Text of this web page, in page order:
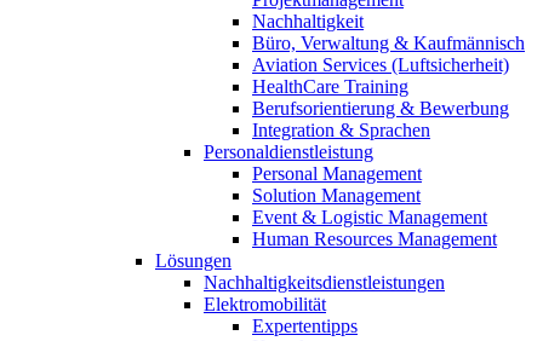
Nachhaltigkeit
Büro, Verwaltung & Kaufmännisch
Aviation Services (Luftsicherheit)
HealthCare Training
Berufsorientierung & Bewerbung
Integration & Sprachen
Personaldienstleistung
Personal Management
Solution Management
Event & Logistic Management
Human Resources Management
Lösungen
Nachhaltigkeitsdienstleistungen
Elektromobilität
Expertentipps